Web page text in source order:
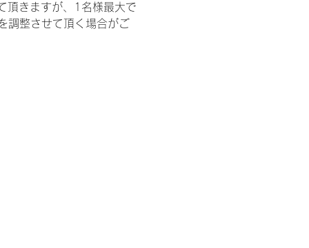
頂きますが、1名様最大で
調整させて頂く場合がご